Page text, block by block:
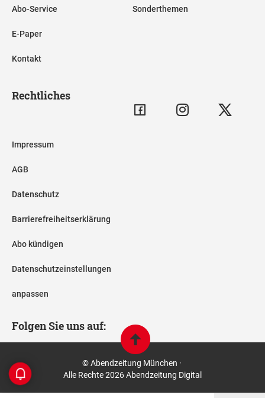
Abo-Service
E-Paper
Kontakt
Sonderthemen
Rechtliches
Impressum
AGB
Datenschutz
Barrierefreiheitserklärung
Abo kündigen
Datenschutzeinstellungen
anpassen
Folgen Sie uns auf:
© Abendzeitung München ·
Alle Rechte 2026 Abendzeitung Digital